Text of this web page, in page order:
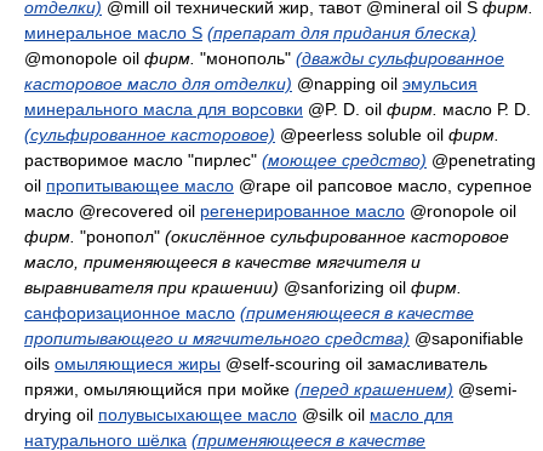
отделки) @mill oil технический жир, тавот@mineral oil S фирм.
минеральное масло S (препарат для придания блеска)
@monopole oil фирм. "монополь" (дважды сульфированное
касторовое масло для отделки) @napping oil эмульсия
минерального масла для ворсовки @P. D. oil фирм. масло Р. D.
(сульфированное касторовое) @peerless soluble oil фирм.
растворимое масло "пирлес" (моющее средство) @penetrating
oil пропитывающее масло @rape oil рапсовое масло, сурепное
масло @recovered oil регенерированное масло @ronopole oil
фирм. "ронопол" (окислённое сульфированное касторовое
масло, применяющееся в качестве мягчителя и
выравнивателя при крашении) @sanforizing oil фирм.
санфоризационное масло (применяющееся в качестве
пропитывающего и мягчительного средства) @saponifiable
oils омыляющиеся жиры @self-scouring oil замасливатель
пряжи, омыляющийся при мойке (перед крашением) @semi-
drying oil полувысыхающее масло @silk oil масло для
натурального шёлка (применяющееся в качестве